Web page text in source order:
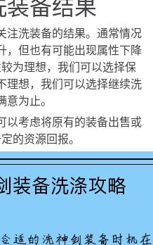
备结果
注洗装备的结果。通常情况
，但也有可能出现属性下降
为理想，我们可以选择保
理想，我们可以选择继续洗
为止。
以考虑将原有的装备出售或
的资源回报。